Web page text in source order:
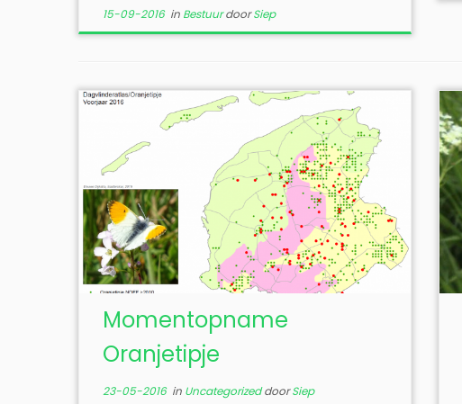
15-09-2016in BestuurdoorSiep
Momentopname
Oranjetipje
23-05-2016in UncategorizeddoorSiep